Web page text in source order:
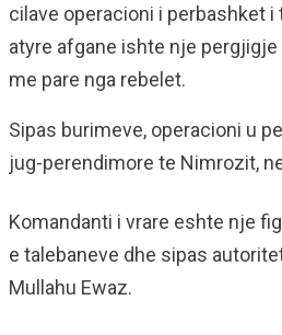
cilave operacioni i perbashket i
atyre afgane ishte nje
me pare nga rebelet.
Sipas burimeve, operacioni u
jug-perendimore te Nimrozit,
Komandanti i vrare eshte nje
e talebaneve dhe sipas
Mullahu Ewaz.